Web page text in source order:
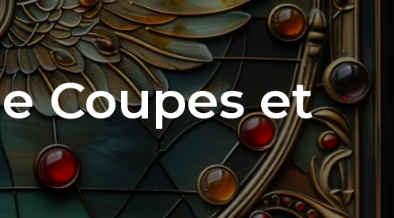
Coupes et